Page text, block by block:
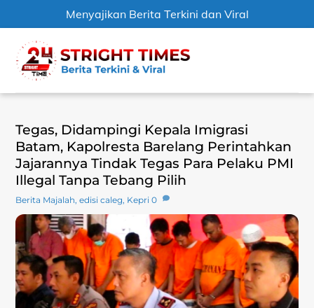
Menyajikan Berita Terkini dan Viral
content
Tegas, Didampingi Kepala Imigrasi
Batam, Kapolresta Barelang Perintahkan
Jajarannya Tindak Tegas Para Pelaku PMI
Illegal Tanpa Tebang Pilih
Berita Majalah,edisi caleg, Kepri 0